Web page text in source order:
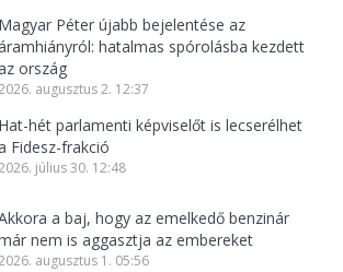
Magyar Péter újabb bejelentése az
hatalmas spórolásba kezdett
ország
augusztus 2. 12:37
Hat-hét parlamenti képviselőt is lecserélhet
Fidesz-frakció
július 30. 12:48
a baj, hogy az emelkedő benzinár
nem is aggasztja az embereket
augusztus 1. 05:56